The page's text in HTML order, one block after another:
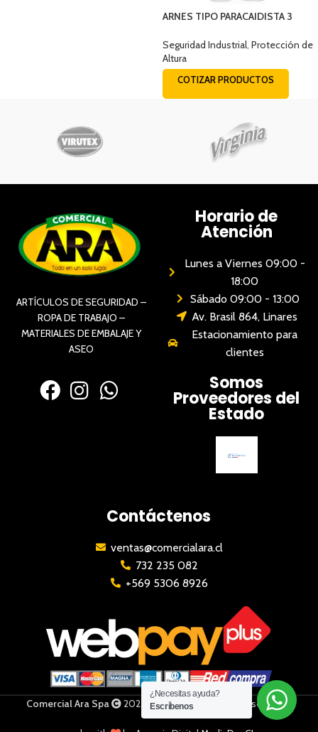
ARNES TIPO PARACAIDISTA 3
FAJA ESTÁNDAR EQS161B
Seguridad Industrial Protección de
Altura
COTIZAR PRODUCTOS
ARTÍCULOS DE SEGURIDAD –
ROPA DE TRABAJO –
MATERIALES DE EMBALAJE Y
ASEO
Horario de
Atención
Lunes a Viernes 09:00 -
18:00
Sábado 09:00 - 13:00
Av. Brasil 864, Linares
Estacionamiento para
clientes
Somos
Proveedores del
Estado
Contáctenos
ventas@comercialara.cl
732 235 082
+569 5306 8926
Comercial Ara Spa 2023 | Todos los derechos reservados
¿Necesitas ayuda?
Escríbenos